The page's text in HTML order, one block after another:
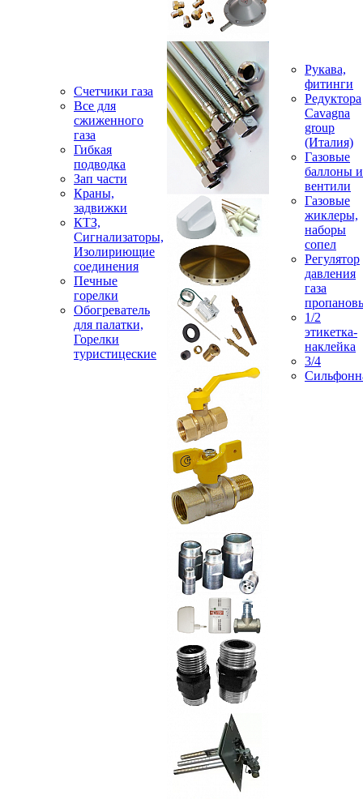
Счетчики газа
Все для
сжиженного
газа
Гибкая
подводка
Зап части
Краны,
задвижки
КТЗ,
Сигнализаторы,
Изолириющие
соединения
Печные
горелки
Обогреватель
для палатки,
Горелки
туристицеские
Рукава,
фитинги
Редуктора
Cavagna
group
(Италия)
Газовые
баллоны и
вентили
Газовые
жиклеры,
наборы
сопел
Регулятор
давления
газа
1/2
этикетка-
наклейка
3/4